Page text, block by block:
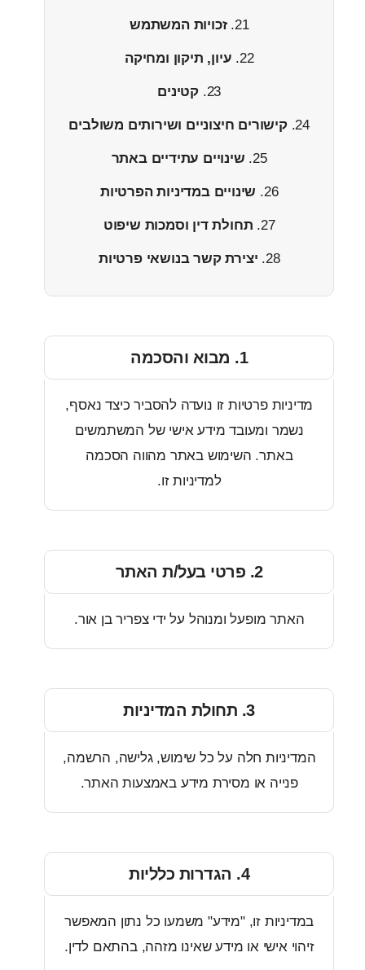
זכויות המשתמש
עיון, תיקון ומחיקה
קישורים חיצוניים ושירותים משולבים
שינויים עתידיים באתר
שינויים במדיניות הפרטיות
תחולת דין וסמכות שיפוט
יצירת קשר בנושאי פרטיות
פרטיות זו נועדה להסביר כיצד נאסף,
ומעובד מידע אישי של המשתמשים
באתר. השימוש באתר מהווה הסכמה
מופעל ומנוהל על ידי צפריר בן אור.
חלה על כל שימוש, גלישה, הרשמה,
או מסירת מידע באמצעות האתר.
זו, "מידע" משמעו כל נתון המאפשר
אישי או מידע שאינו מזהה, בהתאם לדין.